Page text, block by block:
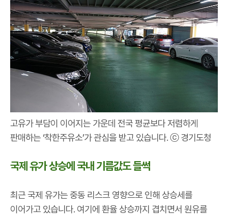
고유가 부담이 이어지는 가운데 전국 평균보다 저렴하게
판매하는 ‘착한주유소’가 관심을 받고 있습니다. ⓒ 경기도청
국제 유가 상승에 국내 기름값도 들썩
최근 국제 유가는 중동 리스크 영향으로 인해 상승세를
이어가고 있습니다. 여기에 환율 상승까지 겹치면서 원유를